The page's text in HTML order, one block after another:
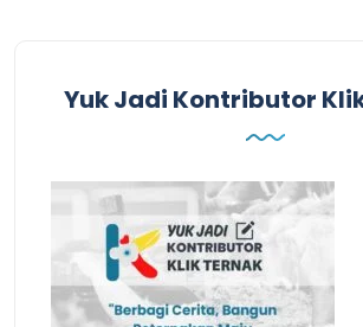
Yuk Jadi Kontributor